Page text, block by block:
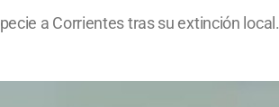
a Corrientes tras su extinción local.